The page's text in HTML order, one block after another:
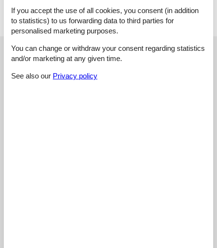
External reviews Our guest reviewsExternal reviews
4,4
If you accept the use of all cookies, you consent (in addition
to statistics) to us forwarding data to third parties for
personalised marketing purposes.
You can change or withdraw your consent regarding statistics
and/or marketing at any given time.
See also our Privacy policy